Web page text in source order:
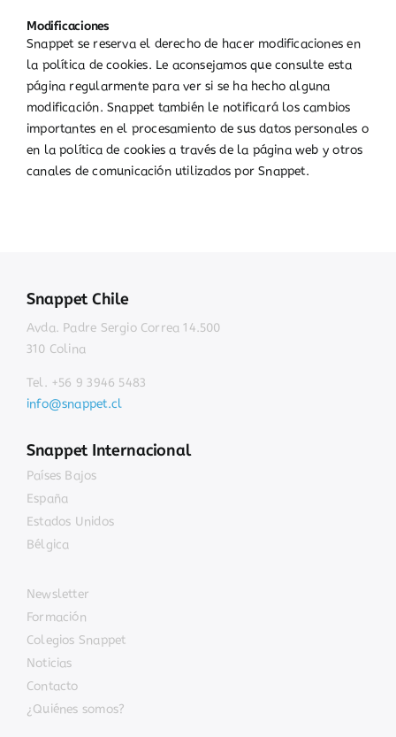
Modificaciones
Snappet se reserva el derecho de hacer modificaciones en
la política de cookies. Le aconsejamos que consulte esta
página regularmente para ver si se ha hecho alguna
modificación. Snappet también le notificará los cambios
importantes en el procesamiento de sus datos personales o
en la política de cookies a través de la página web y otros
canales de comunicación utilizados por Snappet.
Snappet Chile
Avda. Padre Sergio Correa 14.500
310 Colina
Tel. +56 9 3946 5483
info@snappet.cl
Snappet Internacional
Países Bajos
España
Estados Unidos
Bélgica
Newsletter
Formación
Colegios Snappet
Noticias
Contacto
¿Quiénes somos?